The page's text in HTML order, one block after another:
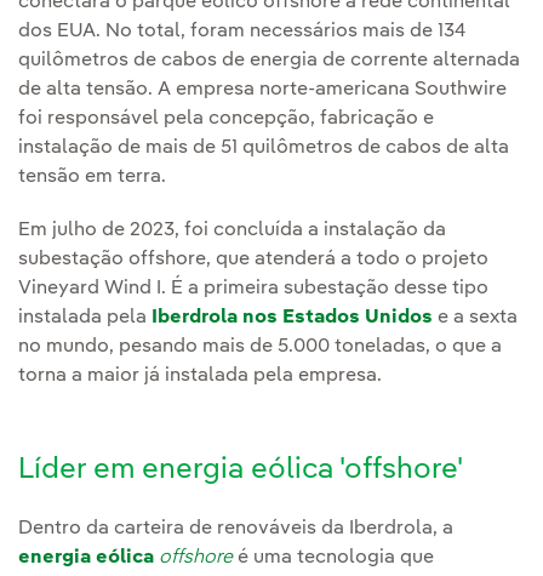
dos EUA. No total, foram necessários mais de 134
quilômetros de cabos de energia de corrente alternada
de alta tensão. A empresa norte-americana Southwire
foi responsável pela concepção, fabricação e
instalação de mais de 51 quilômetros de cabos de alta
tensão em terra.
Em julho de 2023, foi concluída a instalação da
subestação offshore, que atenderá a todo o projeto
Vineyard Wind I. É a primeira subestação desse tipo
instalada pela
Iberdrola nos Estados Unidos e a sexta
no mundo, pesando mais de 5.000 toneladas, o que a
torna a maior já instalada pela empresa.
Líder em energia eólica 'offshore'
Dentro da carteira de renováveis da Iberdrola, a
energia eólica offshoreé uma tecnologia que